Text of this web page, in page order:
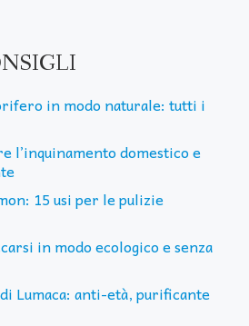
in modo naturale: tutti i
l’inquinamento domestico e
15 usi per le pulizie
in modo ecologico e senza
Lumaca: anti-età, purificante